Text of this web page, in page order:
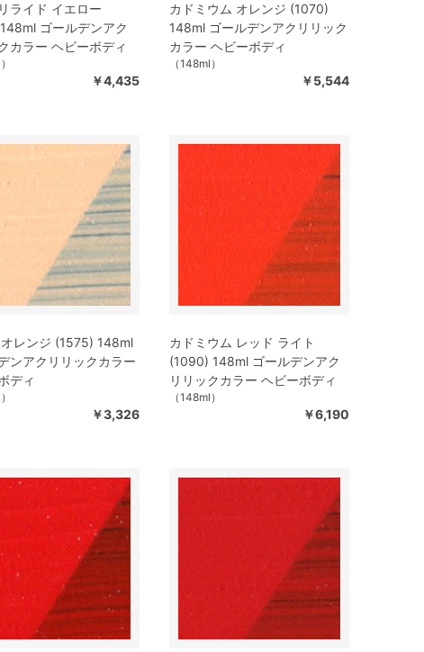
ライド イエロー
ゴールデンアク
カラー ヘビーボディ
￥4,435
カドミウム オレンジ (1070)
148ml ゴールデンアクリリック
カラー ヘビーボディ
（148ml）
￥5,544
レンジ (1575) 148ml
ンアクリリックカラー
ディ
￥3,326
カドミウム レッド ライト
(1090) 148ml ゴールデンアク
リリックカラー ヘビーボディ
（148ml）
￥6,190